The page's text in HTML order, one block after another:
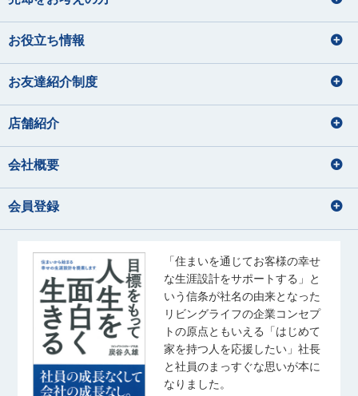
お役立ち情報
お友達紹介制度
店舗紹介
会社概要
会員登録
「住まいを通じてお客様の幸せ
な生涯設計をサポートする」と
いう信条が社名の由来となった
リビングライフの企業コンセプ
トの原点ともいえる「はじめて
家を持つ人を応援したい」社長
と社員のまっすぐな思いが本に
なりました。